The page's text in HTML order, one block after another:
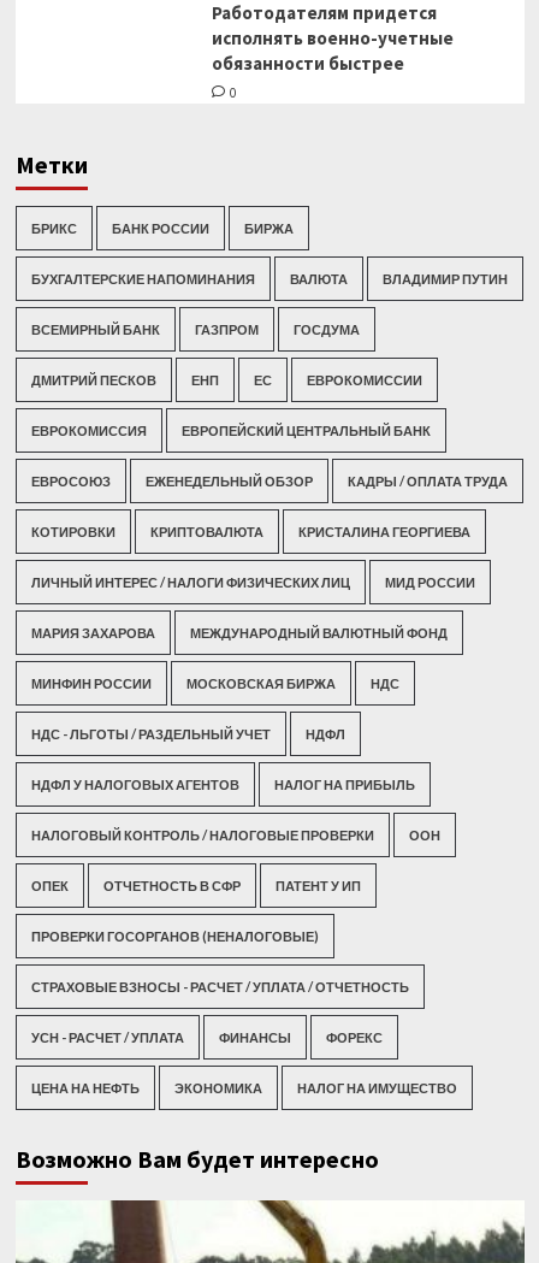
Работодателям придется
исполнять военно-учетные
обязанности быстрее
0
Метки
БРИКС БАНК РОССИИ БИРЖА
БУХГАЛТЕРСКИЕ НАПОМИНАНИЯ ВАЛЮТА ВЛАДИМИР ПУТИН
ВСЕМИРНЫЙ БАНК ГАЗПРОМ ГОСДУМА
ДМИТРИЙ ПЕСКОВ ЕНП ЕС ЕВРОКОМИССИИ
ЕВРОКОМИССИЯ ЕВРОПЕЙСКИЙ ЦЕНТРАЛЬНЫЙ БАНК
ЕВРОСОЮЗ ЕЖЕНЕДЕЛЬНЫЙ ОБЗОР КАДРЫ / ОПЛАТА ТРУДА
КОТИРОВКИ КРИПТОВАЛЮТА КРИСТАЛИНА ГЕОРГИЕВА
ЛИЧНЫЙ ИНТЕРЕС / НАЛОГИ ФИЗИЧЕСКИХ ЛИЦ МИД РОССИИ
МАРИЯ ЗАХАРОВА МЕЖДУНАРОДНЫЙ ВАЛЮТНЫЙ ФОНД
МИНФИН РОССИИ МОСКОВСКАЯ БИРЖА НДС
НДС - ЛЬГОТЫ / РАЗДЕЛЬНЫЙ УЧЕТ НДФЛ
НДФЛ У НАЛОГОВЫХ АГЕНТОВ НАЛОГ НА ПРИБЫЛЬ
НАЛОГОВЫЙ КОНТРОЛЬ / НАЛОГОВЫЕ ПРОВЕРКИ ООН
ОПЕК ОТЧЕТНОСТЬ В СФР ПАТЕНТ У ИП
ПРОВЕРКИ ГОСОРГАНОВ (НЕНАЛОГОВЫЕ)
СТРАХОВЫЕ ВЗНОСЫ - РАСЧЕТ / УПЛАТА / ОТЧЕТНОСТЬ
УСН - РАСЧЕТ / УПЛАТА ФИНАНСЫ ФОРЕКС
ЦЕНА НА НЕФТЬ ЭКОНОМИКА НАЛОГ НА ИМУЩЕСТВО
Возможно Вам будет интересно